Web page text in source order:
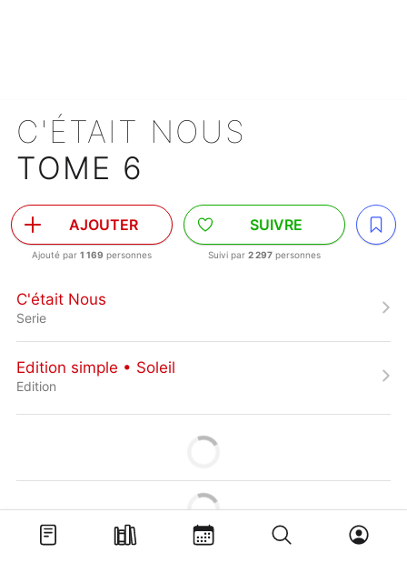
C'ÉTAIT NOUS
TOME 6
AJOUTER
Ajouté par 1 169 personnes
SUIVRE
Suivi par 2 297 personnes
C'était Nous
Serie
Edition simple • Soleil
Edition